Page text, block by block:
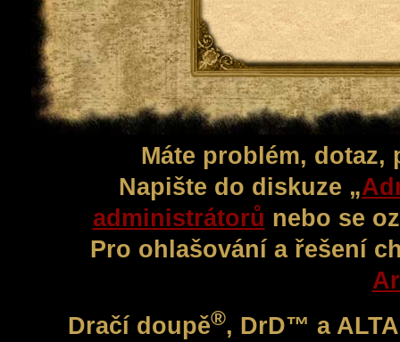
Máte problém,
Napište do diskuze „
administrátorů nebo se
Pro ohlašování a řešení
Dračí doupě®, DrD™ a